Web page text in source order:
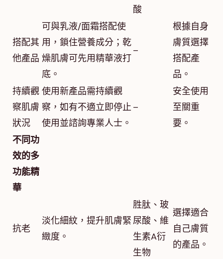
酸
搭配其
他產品
可與乳液/面霜搭配使
用，鎖住營養成分；乾
燥肌膚可先用精華液打
底。
–
根據自身
膚質選擇
搭配產
品。
持續觀
察肌膚
狀況
使用新產品需持續觀
察，如有不適立即停止
使用並諮詢專業人士。
–
安全使用
至關重
要。
不同功
效的多
功能精
華
抗老
淡化細紋，提升肌膚緊
緻度。
胜肽、玻
尿酸、維
生素A衍
生物
選擇適合
自己膚質
的產品。